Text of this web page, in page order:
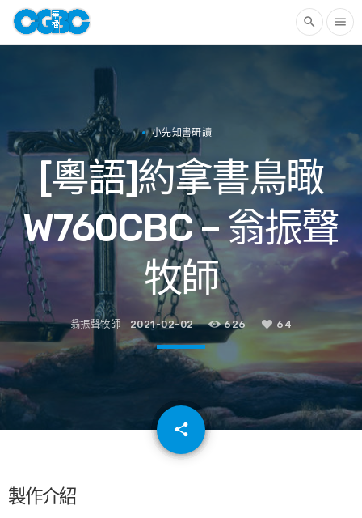
search menu
小先知書研讀
[粵語]約拿書鳥瞰
W760CBC – 翁振聲
牧師
翁振聲牧師 2021-02-02 626 64
share
email
製作介紹